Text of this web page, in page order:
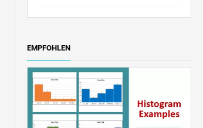
EMPFOHLEN